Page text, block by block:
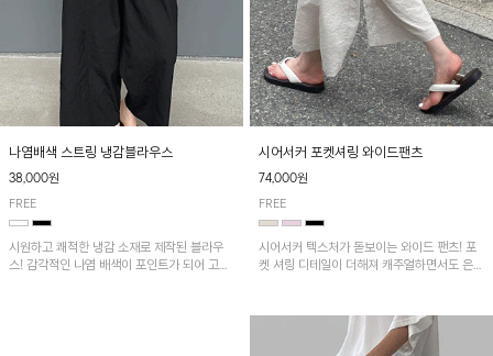
나염배색 스트링 냉감블라우스
38,000원
FREE
시원하고 쾌적한 냉감 소재로 제작된 블라우
스! 감각적인 나염 배색이 포인트가 되어 고급
시어서커 포켓셔링 와이드팬츠
74,000원
FREE
시어서커 텍스처가 돋보이는 와이드 팬츠! 포
켓 셔링 디테일이 더해져 캐주얼하면서도 은은
다. 가볍고 쾌적한 착용감으로 여름철 데일리
아이템으로 활용하기 좋아요~